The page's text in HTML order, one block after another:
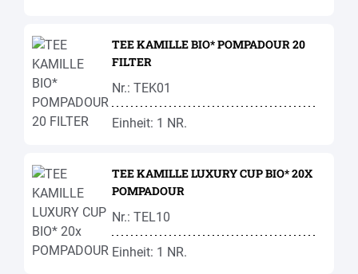
TEE KAMILLE BIO* POMPADOUR 20
FILTER
Nr.: TEK01
Einheit: 1 NR.
TEE KAMILLE LUXURY CUP BIO* 20X
POMPADOUR
Nr.: TEL10
Einheit: 1 NR.